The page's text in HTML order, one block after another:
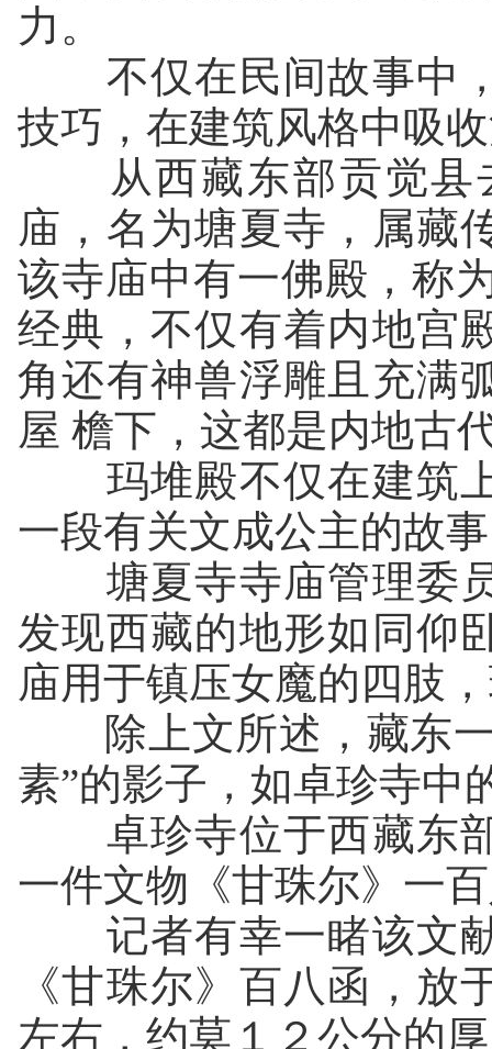
力。
不仅在民间故事中，
技巧，在建筑风格中吸
从西藏东部贡觉县
庙，名为塘夏寺，属藏
该寺庙中有一佛殿，称
经典，不仅有着内地宫
角还有神兽浮雕且充满
屋 檐下，这都是内地古
玛堆殿不仅在建筑上
一段有关文成公主的故
塘夏寺寺庙管理委员
发现西藏的地形如同仰
庙用于镇压女魔的四肢
除上文所述，藏东一
素”的影子，如卓珍寺中
卓珍寺位于西藏东部
一件文物《甘珠尔》一
记者有幸一睹该文献
《甘珠尔》百八函，
左右，约莫１２公分的